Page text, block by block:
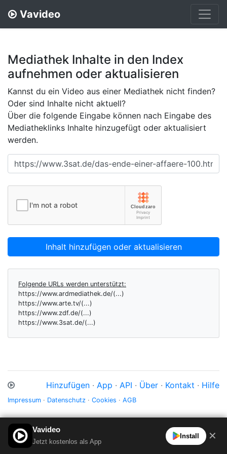
Vavideo
Mediathek Inhalte in den Index
aufnehmen oder aktualisieren
Kannst du ein Video aus einer Mediathek nicht finden?
Oder sind Inhalte nicht aktuell?
Über die folgende Eingabe können nach Eingabe des
Mediatheklinks Inhalte hinzugefügt oder aktualisiert
werden.
Inhalt hinzufügen oder aktualisieren
Folgende URLs werden unterstützt:
https://www.ardmediathek.de/(...)
https://www.arte.tv/(...)
https://www.zdf.de/(...)
https://www.3sat.de/(...)
Hinzufügen · App · API · Über · Kontakt · Hilfe
Impressum · Datenschutz · Cookies · AGB
Vavideo
Jetzt kostenlos als App
Install ✕